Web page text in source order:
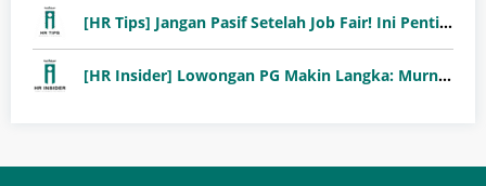
[HR Tips] Jangan Pasif Setelah Job Fair! Ini Pentingnya Follow-Up Setelah Job Fair
[HR Insider] Lowongan PG Makin Langka: Murni Seleksi atau Jalur Orang Dalam?